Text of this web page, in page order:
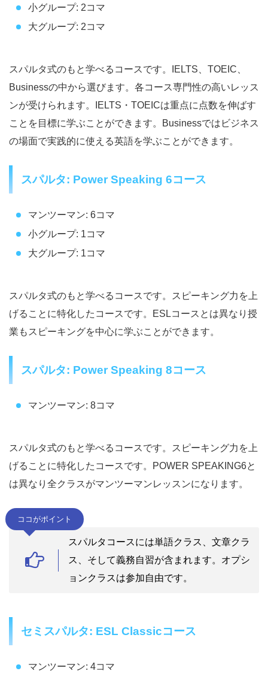
小グループ: 2コマ
大グループ: 2コマ
スパルタ式のもと学べるコースです。IELTS、TOEIC、
Businessの中から選びます。各コース専門性の高いレッス
ンが受けられます。IELTS・TOEICは重点に点数を伸ばす
ことを目標に学ぶことができます。Businessではビジネス
の場面で実践的に使える英語を学ぶことができます。
スパルタ: Power Speaking 6コース
マンツーマン: 6コマ
小グループ: 1コマ
大グループ: 1コマ
スパルタ式のもと学べるコースです。スピーキング力を上
げることに特化したコースです。ESLコースとは異なり授
業もスピーキングを中心に学ぶことができます。
スパルタ: Power Speaking 8コース
マンツーマン: 8コマ
スパルタ式のもと学べるコースです。スピーキング力を上
げることに特化したコースです。POWER SPEAKING6と
は異なり全クラスがマンツーマンレッスンになります。
ココがポイント
スパルタコースには単語クラス、文章クラ
ス、そして義務自習が含まれます。オプシ
ョンクラスは参加自由です。
セミスパルタ: ESL Classicコース
マンツーマン: 4コマ